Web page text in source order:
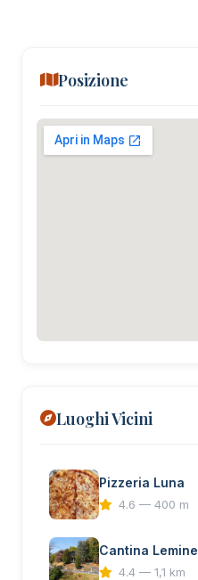
Posizione
Luoghi Vicini
Pizzeria Luna
4.6 — 400 m
Cantina Lemine
4.4 — 1,1 km